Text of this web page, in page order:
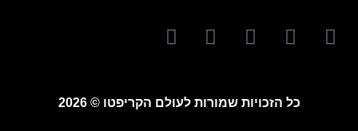
כל הזכויות שמורות לעולם הקריפטו © 2026